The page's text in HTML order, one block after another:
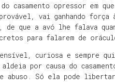
casamento opressor em
vai ganhando força
de que a avó lhe falava
para falarem de
curiosa e sempre
aldeia por causa do
abuso. Só ela pode